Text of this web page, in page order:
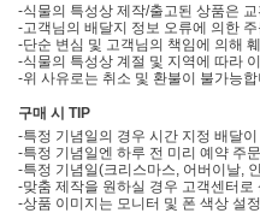
-식물의 특성상 제작/출고된 상품은
-고객님의 배달지 정보 오류에 의한
-단순 변심 및 고객님의 책임에 의해
-식물의 특성상 계절 및 지역에 따라
-위 사유로는 취소 및 환불이 불가능합
구매 시 TIP
-특정 기념일의 경우 시간 지정 배달
-특정 기념일엔 하루 전 미리 예약 주
-특정 기념일(크리스마스, 어버이날,
-맞춤 제작을 원하실 경우 고객센터로
-상품 이미지는 모니터 및 폰 색상 설